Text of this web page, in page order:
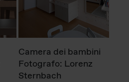
Camera dei bambini
Fotografo: Lorenz
Sternbach